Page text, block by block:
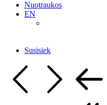
Nuotraukos
EN
Susisiek